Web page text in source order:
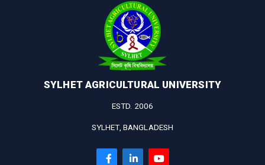
SYLHET AGRICULTURAL UNIVERSITY
ESTD. 2006
SYLHET, BANGLADESH